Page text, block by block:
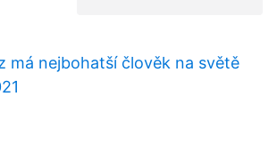
má nejbohatší člověk na světě